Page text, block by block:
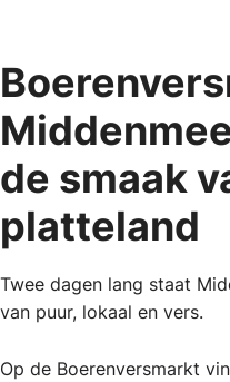
de smaak
platteland
Twee dagen lang staat
van puur, lokaal en vers.
Op de Boerenversmarkt